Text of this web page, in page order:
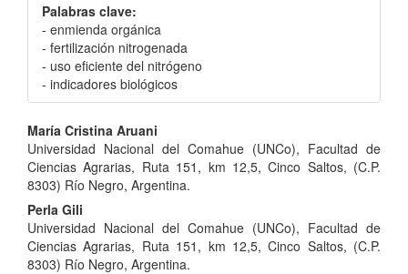
Palabras clave:
- enmienda orgánica
- fertilización nitrogenada
- uso eficiente del nitrógeno
- indicadores biológicos
Contenido
principal
del
artículo
María Cristina Aruani
Universidad Nacional del Comahue (UNCo), Facultad de
Ciencias Agrarias, Ruta 151, km 12,5, Cinco Saltos, (C.P.
8303) Río Negro, Argentina.
Perla Gili
Universidad Nacional del Comahue (UNCo), Facultad de
Ciencias Agrarias, Ruta 151, km 12,5, Cinco Saltos, (C.P.
8303) Río Negro, Argentina.